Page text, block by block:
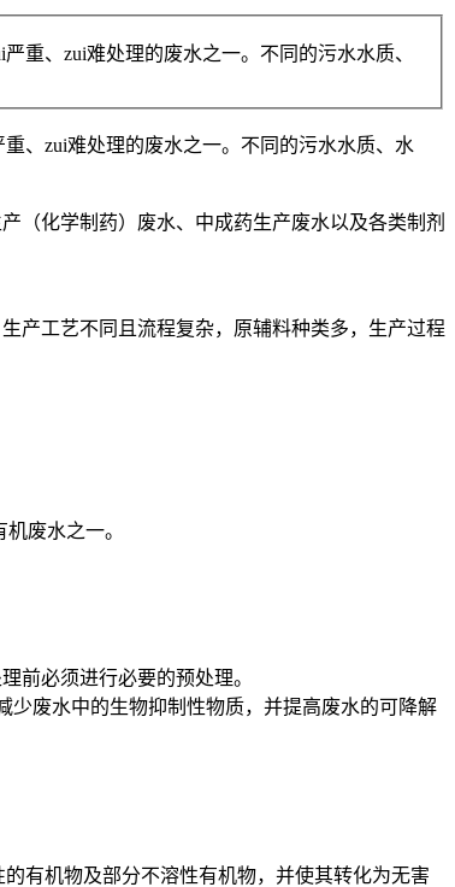
、zui难处理的废水之一。不同的污水水质、
、zui难处理的废水之一。不同的污水水质、水
化学制药）废水、中成药生产废水以及各类制剂
工艺不同且流程复杂，原辅料种类多，生产过程
废水之一。
必须进行必要的预处理。
废水中的生物抑制性物质，并提高废水的可降解
有机物及部分不溶性有机物，并使其转化为无害